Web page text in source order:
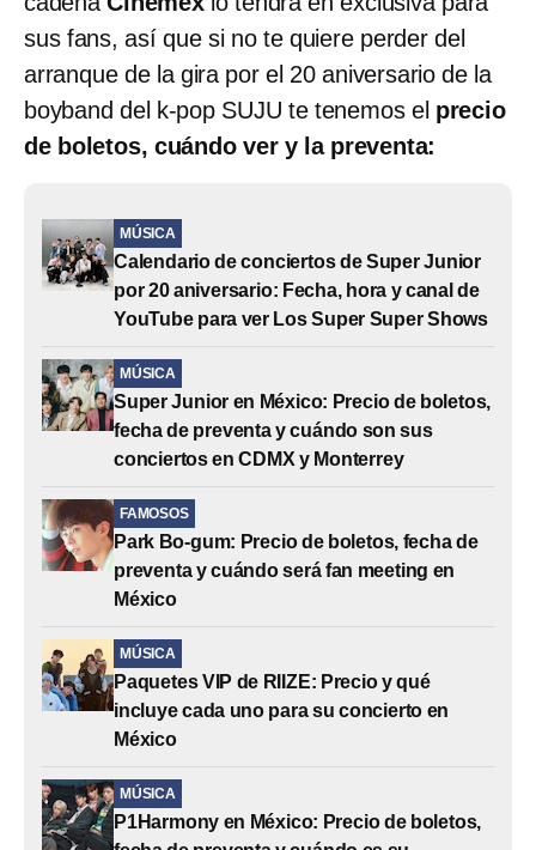
sus fans, así que si no te quiere perder del
arranque de la gira por el 20 aniversario de la
boyband del k-pop SUJU te tenemos el precio
de boletos, cuándo ver y la preventa:
MÚSICA
Calendario de conciertos de Super Junior
por 20 aniversario: Fecha, hora y canal de
YouTube para ver Los Super Super Shows
MÚSICA
Super Junior en México: Precio de boletos,
fecha de preventa y cuándo son sus
conciertos en CDMX y Monterrey
FAMOSOS
Park Bo-gum: Precio de boletos, fecha de
preventa y cuándo será fan meeting en
México
MÚSICA
Paquetes VIP de RIIZE: Precio y qué
incluye cada uno para su concierto en
México
MÚSICA
P1Harmony en México: Precio de boletos,